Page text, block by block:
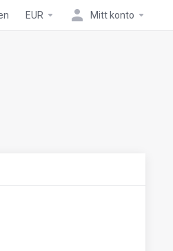
EUR Mitt konto